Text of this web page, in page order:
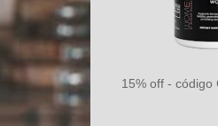
15% off - código